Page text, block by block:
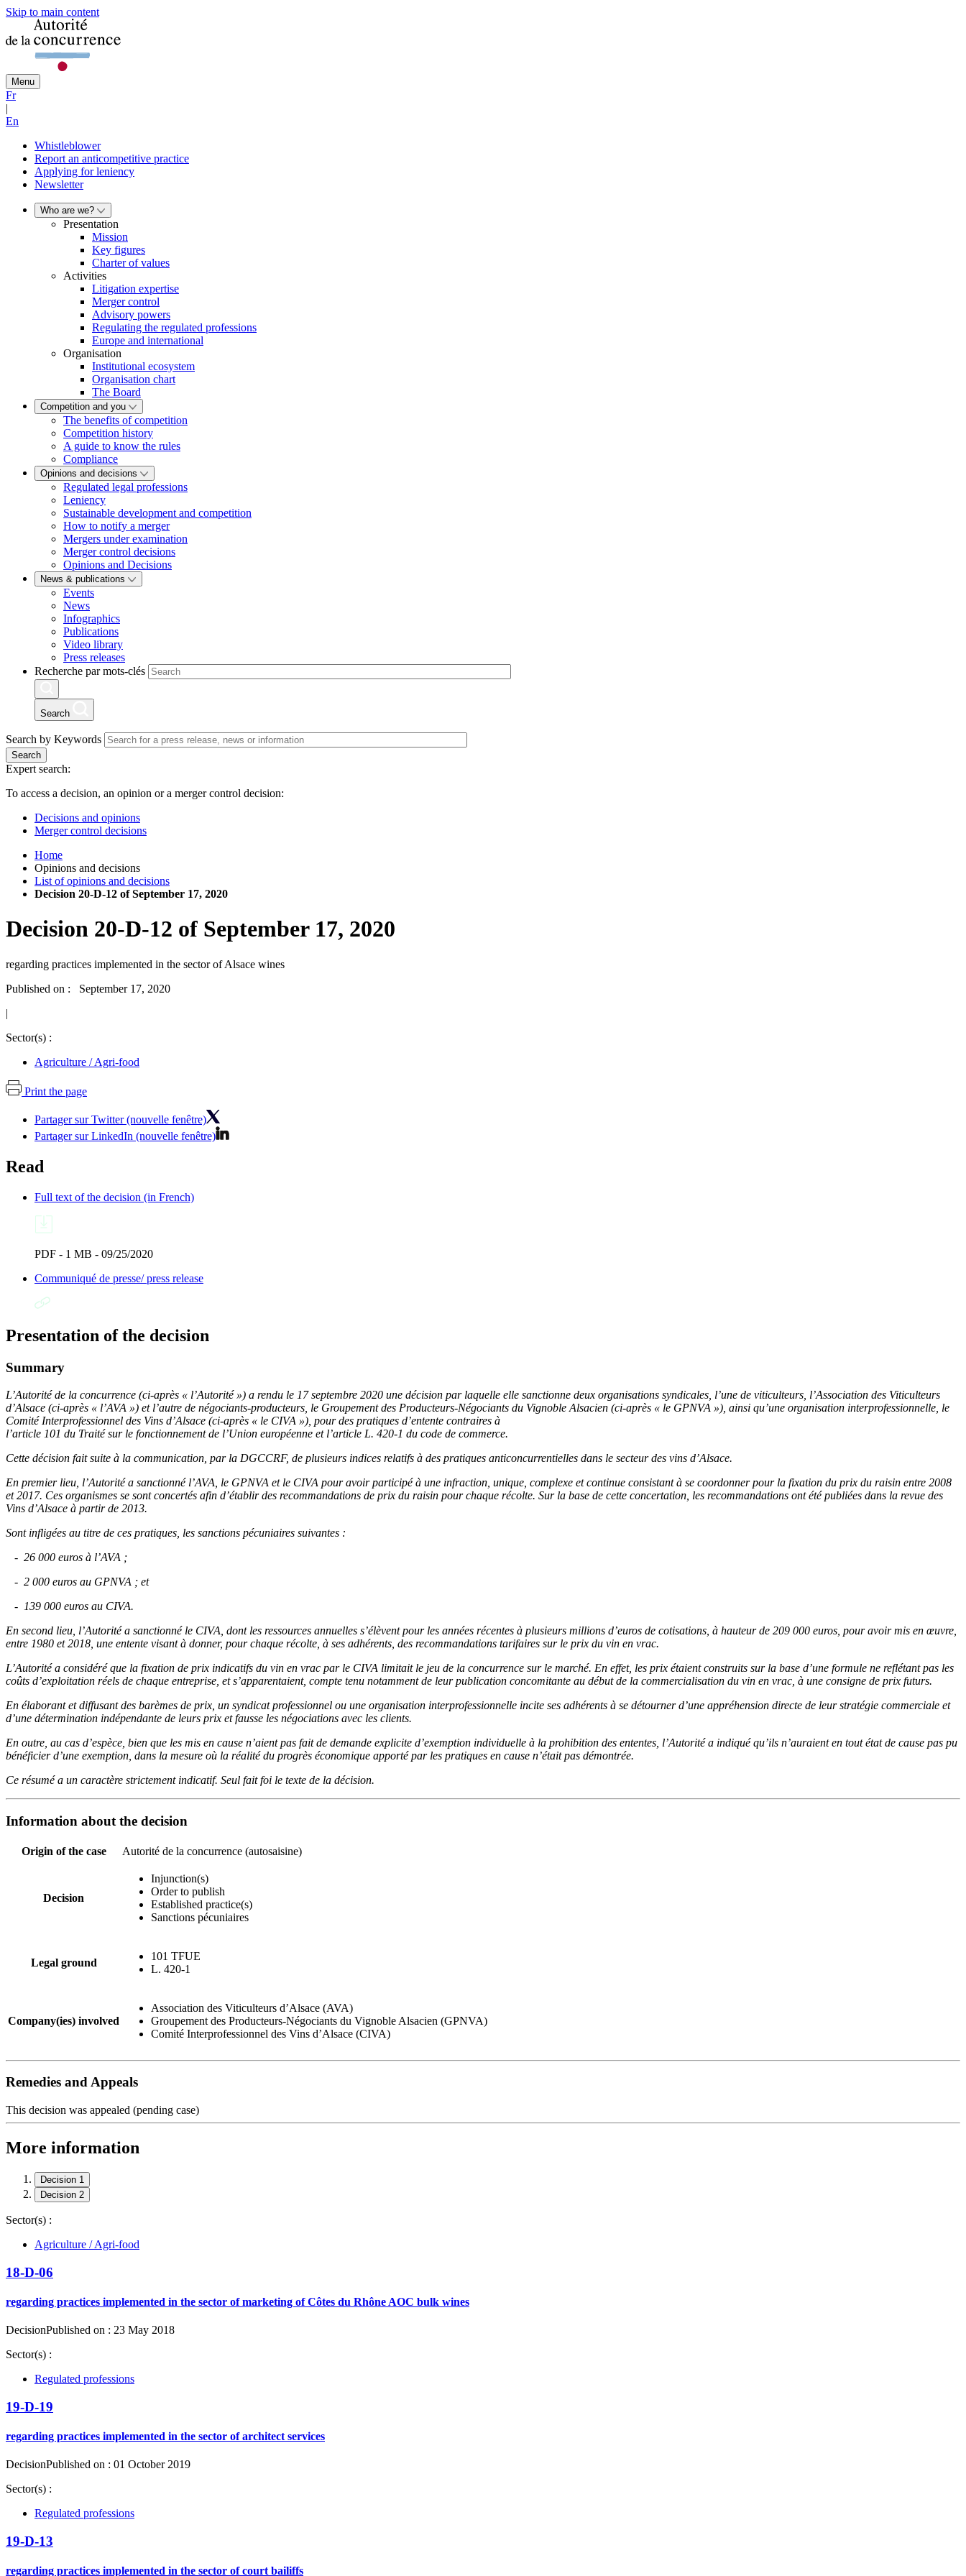
Skip to main content
Menu
Fr
|
En
Whistleblower
Report an anticompetitive practice
Applying for leniency
Newsletter
Who are we?
Presentation
Mission
Key figures
Charter of values
Activities
Litigation expertise
Merger control
Advisory powers
Regulating the regulated professions
Europe and international
Organisation
Institutional ecosystem
Organisation chart
The Board
Competition and you
The benefits of competition
Competition history
A guide to know the rules
Compliance
Opinions and decisions
Regulated legal professions
Leniency
Sustainable development and competition
How to notify a merger
Mergers under examination
Merger control decisions
Opinions and Decisions
News & publications
Events
News
Infographics
Publications
Video library
Press releases
Recherche par mots-clés
Search
Search by Keywords
Search
Expert search:
To access a decision, an opinion or a merger control decision:
Decisions and opinions
Merger control decisions
Home
Opinions and decisions
List of opinions and decisions
Decision 20-D-12 of September 17, 2020
Decision 20-D-12 of September 17, 2020
regarding practices implemented in the sector of Alsace wines
Published on : September 17, 2020
|
Sector(s) :
Agriculture / Agri-food
Print the page
Partager sur Twitter (nouvelle fenêtre)
Partager sur LinkedIn (nouvelle fenêtre)
Read
Full text of the decision (in French)
PDF - 1 MB - 09/25/2020
Communiqué de presse/ press release
Presentation of the decision
Summary
L’Autorité de la concurrence (ci-après « l’Autorité ») a rendu le 17 septembre 2020 une décision par laquelle elle sanctionne deux organisations syndicales, l’une de viticulteurs, l’Association des Viticulteurs
d’Alsace (ci-après « l’AVA ») et l’autre de négociants-producteurs, le Groupement des Producteurs-Négociants du Vignoble Alsacien (ci-après « le GPNVA »), ainsi qu’une organisation interprofessionnelle, le
Comité Interprofessionnel des Vins d’Alsace (ci-après « le CIVA »), pour des pratiques d’entente contraires à
l’article 101 du Traité sur le fonctionnement de l’Union européenne et l’article L. 420-1 du code de commerce.
Cette décision fait suite à la communication, par la DGCCRF, de plusieurs indices relatifs à des pratiques anticoncurrentielles dans le secteur des vins d’Alsace.
En premier lieu, l’Autorité a sanctionné l’AVA, le GPNVA et le CIVA pour avoir participé à une infraction, unique, complexe et continue consistant à se coordonner pour la fixation du prix du raisin entre 2008
et 2017. Ces organismes se sont concertés afin d’établir des recommandations de prix du raisin pour chaque récolte. Sur la base de cette concertation, les recommandations ont été publiées dans la revue des
Vins d’Alsace à partir de 2013.
Sont infligées au titre de ces pratiques, les sanctions pécuniaires suivantes :
- 26 000 euros à l’AVA ;
- 2 000 euros au GPNVA ; et
- 139 000 euros au CIVA.
En second lieu, l’Autorité a sanctionné le CIVA, dont les ressources annuelles s’élèvent pour les années récentes à plusieurs millions d’euros de cotisations, à hauteur de 209 000 euros, pour avoir mis en œuvre,
entre 1980 et 2018, une entente visant à donner, pour chaque récolte, à ses adhérents, des recommandations tarifaires sur le prix du vin en vrac.
L’Autorité a considéré que la fixation de prix indicatifs du vin en vrac par le CIVA limitait le jeu de la concurrence sur le marché. En effet, les prix étaient construits sur la base d’une formule ne reflétant pas les
coûts d’exploitation réels de chaque entreprise, et s’apparentaient, compte tenu notamment de leur publication concomitante au début de la commercialisation du vin en vrac, à une consigne de prix futurs.
En élaborant et diffusant des barèmes de prix, un syndicat professionnel ou une organisation interprofessionnelle incite ses adhérents à se détourner d’une appréhension directe de leur stratégie commerciale et
d’une détermination indépendante de leurs prix et fausse les négociations avec les clients.
En outre, au cas d’espèce, bien que les mis en cause n’aient pas fait de demande explicite d’exemption individuelle à la prohibition des ententes, l’Autorité a indiqué qu’ils n’auraient en tout état de cause pas pu
bénéficier d’une exemption, dans la mesure où la réalité du progrès économique apporté par les pratiques en cause n’était pas démontrée.
Ce résumé a un caractère strictement indicatif. Seul fait foi le texte de la décision.
Information about the decision
Origin of the case Autorité de la concurrence (autosaisine)
Decision
Injunction(s)
Order to publish
Established practice(s)
Sanctions pécuniaires
Legal ground
101 TFUE
L. 420-1
Company(ies) involved
Association des Viticulteurs d’Alsace (AVA)
Groupement des Producteurs-Négociants du Vignoble Alsacien (GPNVA)
Comité Interprofessionnel des Vins d’Alsace (CIVA)
Remedies and Appeals
This decision was appealed (pending case)
More information
Decision 1
Decision 2
Sector(s) :
Agriculture / Agri-food
18-D-06
regarding practices implemented in the sector of marketing of Côtes du Rhône AOC bulk wines
DecisionPublished on : 23 May 2018
Sector(s) :
Regulated professions
19-D-19
regarding practices implemented in the sector of architect services
DecisionPublished on : 01 October 2019
Sector(s) :
Regulated professions
19-D-13
regarding practices implemented in the sector of court bailiffs